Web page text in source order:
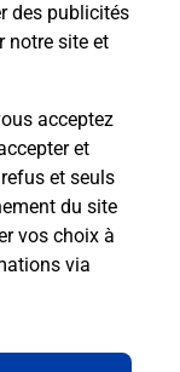
des publicités
notre site et
acceptez
et
et seuls
du site
vos choix à
via
route